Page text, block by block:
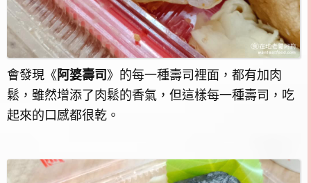
會發現《 阿婆壽司 》的每一種壽司裡面，都有加肉
鬆，雖然增添了肉鬆的香氣，但這樣每一種壽司，吃
起來的口感都很乾。